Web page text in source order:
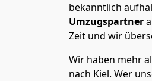
bekanntlich
Umzugspartner
Zeit und wir
Wir haben mehr
nach Kiel. Wer